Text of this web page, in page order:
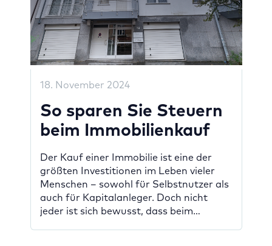
18. November 2024
So sparen Sie Steuern
beim Immobilienkauf
Der Kauf einer Immobilie ist eine der
größten Investitionen im Leben vieler
Menschen – sowohl für Selbstnutzer als
auch für Kapitalanleger. Doch nicht
jeder ist sich bewusst, dass beim